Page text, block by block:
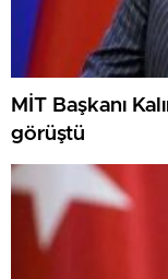
MİT Başkanı
görüştü